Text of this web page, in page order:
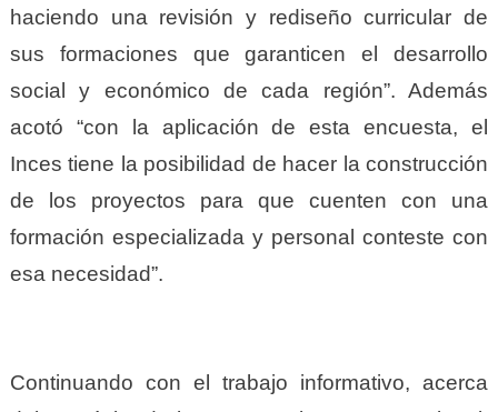
haciendo una revisión y rediseño curricular de
sus formaciones que garanticen el desarrollo
social y económico de cada región”. Además
acotó “con la aplicación de esta encuesta, el
Inces tiene la posibilidad de hacer la construcción
de los proyectos para que cuenten con una
formación especializada y personal conteste con
esa necesidad”.
Continuando con el trabajo informativo, acerca